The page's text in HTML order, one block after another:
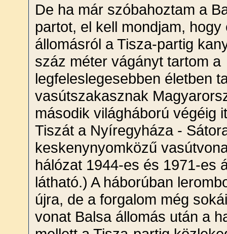
De ha már szóbahoztam a
partot, el kell mondjam, hogy
állomásról a Tisza-partig
száz méter vágányt tartom a
legfeleslegesebben életben
vasútszakasznak
második világháború végéig
Tiszát a Nyíregyháza -
keskenynyomközű
hálózat 1944-es és 1971-es
látható.) A háborúban
újra, de a forgalom még
vonat Balsa állomás után a